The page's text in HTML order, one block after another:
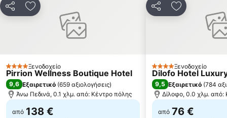
Παραδοσιακός Οικισμός Δικόρφου
CIOFF International Folk Festival Tradition Dance Friendship
ΚοινοποίησηΠροσθήκη στα αγαπημένα
4 ΑστέριαΞενοδοχείο
Pirrion Wellness Boutique Hotel
9,6 Εξαιρετικό (659 αξιολογήσεις)
Άνω Πεδινά, 0.1 χλμ. από: Κέντρο πόλης
από 138 €
ΚοινοποίησηΠροσθήκη
4 ΑστέριαΞενοδοχείο
Dilofo Hotel
9,5 Εξαιρετικό (784
Δίλοφο, 0.0 χλμ. από:
από 76 €